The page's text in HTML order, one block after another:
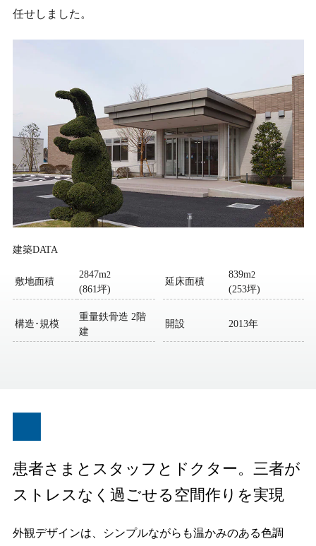
海外事業
ミサワアイデンティティ
任せしました。
建築DATA
敷地面積
2847m2
(861坪)
延床面積
839m2
(253坪)
構造･規模
重量鉄骨造 2階
建
開設 2013年
患者さまとスタッフとドクター。三者が
ストレスなく過ごせる空間作りを実現
外観デザインは、シンプルながらも温かみのある色調